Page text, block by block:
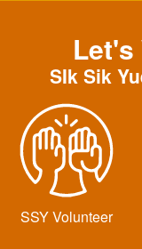
Let's
SIk Sik
SSY Volunteer